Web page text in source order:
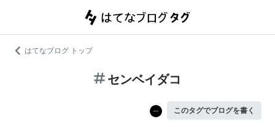
はてなブログ トップ
センベイダコ
このタグでブログを書く